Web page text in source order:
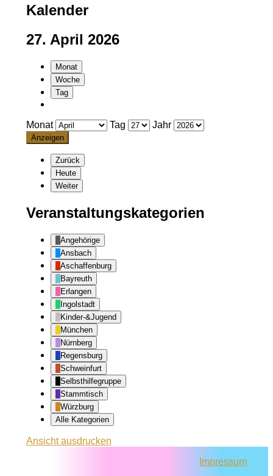
Kalender
27. April 2026
Monat
Woche
Tag
Monat Tag Jahr
Zurück
Heute
Weiter
Veranstaltungskategorien
Angehörige
Ansbach
Aschaffenburg
Bayreuth
Erlangen
Ingolstadt
Kinder-&Jugend
München
Nürnberg
Regensburg
Schweinfurt
Selbsthilfegruppe
Stammtisch
Würzburg
Alle Kategorien
Ansichtausdrucken
Impressum